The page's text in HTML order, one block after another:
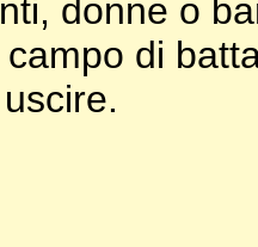
donne o
di